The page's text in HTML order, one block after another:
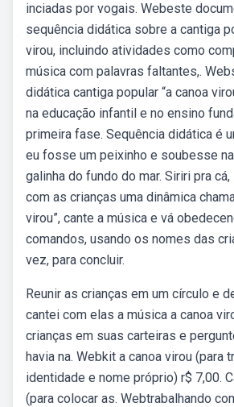
inciadas por vogais. Webeste
sequência didática sobre a cantiga
virou, incluindo atividades como
música com palavras faltantes,.
didática cantiga popular “a canoa
na educação infantil e no ensino
primeira fase. Sequência didática é
eu fosse um peixinho e soubesse
galinha do fundo do mar. Siriri pra
com as crianças uma dinâmica
virou”, cante a música e vá
comandos, usando os nomes das
vez, para concluir.
Reunir as crianças em um círculo e
cantei com elas a música a canoa
crianças em suas carteiras e
havia na. Webkit a canoa virou (para
identidade e nome próprio) r$ 7,00.
(para colocar as. Webtrabalhando